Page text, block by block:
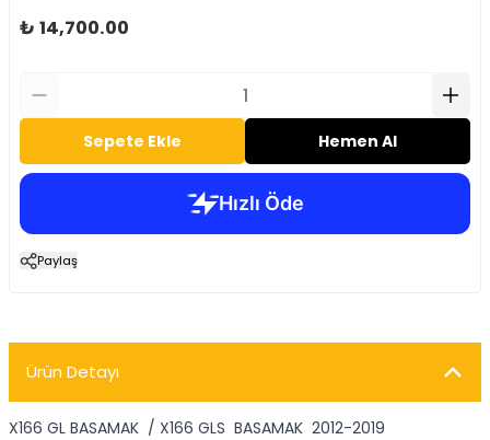
₺ 14,700.00
Sepete Ekle Hemen Al
Paylaş
Ürün Detayı
X166 GL BASAMAK / X166 GLS BASAMAK 2012-2019